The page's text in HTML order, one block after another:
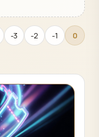
-3 -2 -1 0